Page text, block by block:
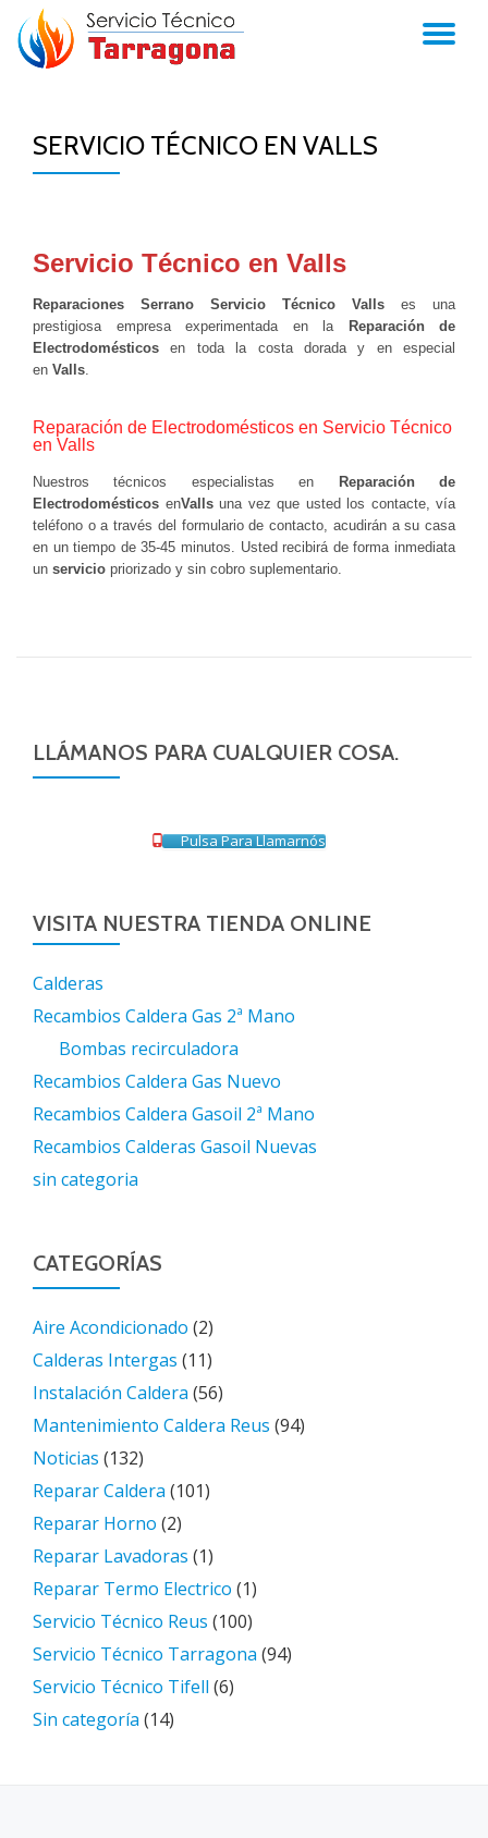
Skip
SERVICIO TÉCNICO EN VALLS
Servicio Técnico en Valls
Reparaciones Serrano Servicio Técnico Valls es una
prestigiosa empresa experimentada en la
Reparación de
Electrodomésticos en toda la costa dorada y en especial
en Valls.
Reparación de Electrodomésticos en Servicio Técnico
en Valls
Nuestros técnicos especialistas en
Reparación de
Electrodomésticos enValls una vez que usted los contacte, vía
teléfono o a través del formulario de contacto, acudirán a su casa
en un tiempo de 35-45 minutos. Usted recibirá de forma inmediata
un servicio priorizado y sin cobro suplementario.
LLÁMANOS PARA CUALQUIER COSA.
Pulsa Para Llamarnós
VISITA NUESTRA TIENDA ONLINE
Calderas
Recambios Caldera Gas 2ª Mano
Bombas recirculadora
Recambios Caldera Gas Nuevo
Recambios Caldera Gasoil 2ª Mano
Recambios Calderas Gasoil Nuevas
sin categoria
CATEGORÍAS
Aire Acondicionado (2)
Calderas Intergas (11)
Instalación Caldera (56)
Mantenimiento Caldera Reus (94)
Noticias (132)
Reparar Caldera (101)
Reparar Horno (2)
Reparar Lavadoras (1)
Reparar Termo Electrico (1)
Servicio Técnico Reus (100)
Servicio Técnico Tarragona (94)
Servicio Técnico Tifell (6)
Sin categoría (14)